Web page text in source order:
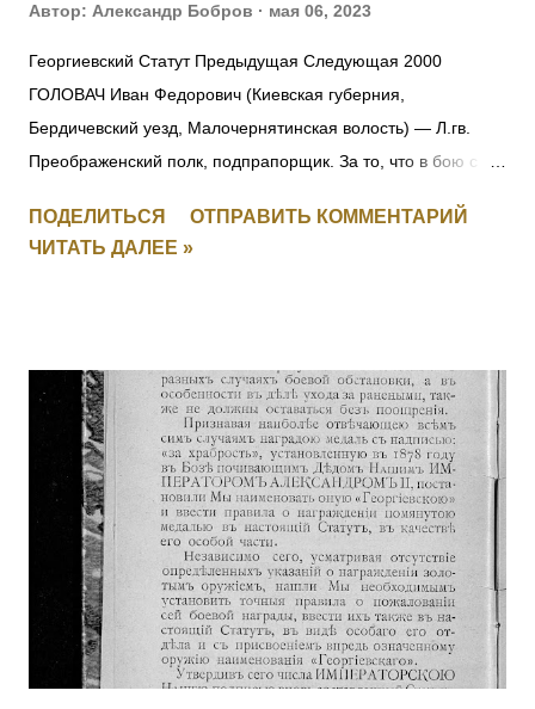
Автор: Александр Бобров мая 06, 2023
Георгиевский Статут Предыдущая Следующая 2000
ГОЛОВАЧ Иван Федорович (Киевская губерния,
Бердичевский уезд, Малочернятинская волость) — Л.гв.
Преображенский полк, подпрапорщик. За то, что в бою с
командир поручик граф Татищев выбыл из строя
вследствие ранения. Головач, не растерявшись, тотчас же
5538 и 4 ст. No 97018 за Русско-Японскую войну, медали 3
ст. No 11473, 4 ст. No 1124. 2001 ОРЕЛ Яков — Л.гв.
Павловский полк, 7 рота, подпрапорщик. За то, что в бою
4.11.1914 у д. Янгрот, за убылью из строя всех господ
офицеров, принял на себя командование ротой, сохранил
порядок в роте и отразил ожесточенную атаку противнику.
[II-992, III-8460, IV-5177] 2002 КОБЫЛЕЦКИЙ Лев Орестович
— Л.гв. Московский полк, команда конных разведчиков, ст.
унтер-офицер. За отличие в боях с 6 по 10.11.19...
ПОДЕЛИТЬСЯ
ОТПРАВИТЬ КОММЕНТАРИЙ
ЧИТАТЬ ДАЛЕЕ »